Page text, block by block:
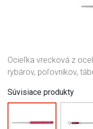
Ocieľka vrecková z
rybárov, poľovníkov,
Súvisiace produkty